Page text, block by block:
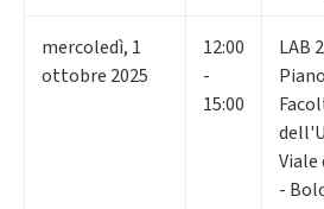
mercoledì, 1
ottobre 2025
12:00
-
15:00
LAB 2
-